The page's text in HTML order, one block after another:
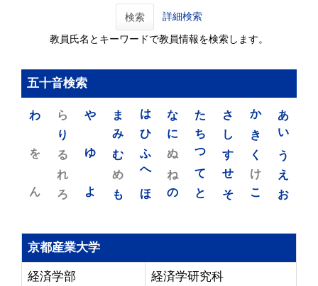
検索 詳細検索
教員氏名とキーワードで教員情報を検索します。
五十音検索
あ
い
う
え
お
か
き
く
け
こ
さ
し
す
せ
そ
た
ち
つ
て
と
な
に
ぬ
ね
の
は
ひ
ふ
へ
ほ
ま
み
む
め
も
や
ゆ
よ
ら
り
る
れ
ろ
わ
を
ん
京都産業大学
経済学部 経済学研究科